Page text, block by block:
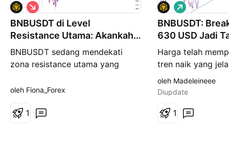
BNBUSDT di Level
Resistance Utama: Akankah
Turun ke 575,0?
BNBUSDT sedang mendekati
zona resistance utama yang
menahan momentum bullish. Area
pembalikan, sehingga pengujian
P
e
n
u
a
l
a
oleh Fiona_Forex
1
BNBUSDT:
630 USD Jadi
Berikutnya?
Harga telah
tren naik yang
beberapa waktu,
pembentukan
memandu
P
e
m
b
e
i
a
oleh Madeleineee
Diupdate
1